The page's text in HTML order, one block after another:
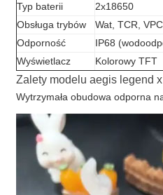
Typ baterii
2x18650
Obsługa trybów
Wat, TCR,
Odporność
IP68
Wyświetlacz
Kolorowy TFT
Zalety modelu aegis legend x
Wytrzymała obudowa odporna